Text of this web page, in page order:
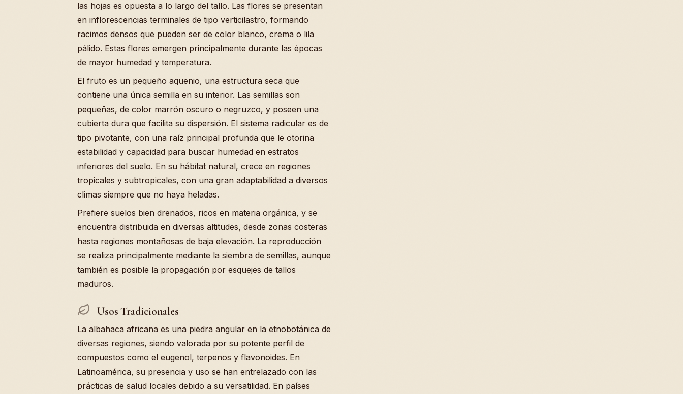
las hojas es opuesta a lo largo del tallo. Las flores se presentan
en inflorescencias terminales de tipo verticilastro, formando
racimos densos que pueden ser de color blanco, crema o lila
pálido. Estas flores emergen principalmente durante las épocas
de mayor humedad y temperatura.
El fruto es un pequeño aquenio, una estructura seca que
contiene una única semilla en su interior. Las semillas son
pequeñas, de color marrón oscuro o negruzco, y poseen una
cubierta dura que facilita su dispersión. El sistema radicular es de
tipo pivotante, con una raíz principal profunda que le otorina
estabilidad y capacidad para buscar humedad en estratos
inferiores del suelo. En su hábitat natural, crece en regiones
tropicales y subtropicales, con una gran adaptabilidad a diversos
climas siempre que no haya heladas.
Prefiere suelos bien drenados, ricos en materia orgánica, y se
encuentra distribuida en diversas altitudes, desde zonas costeras
hasta regiones montañosas de baja elevación. La reproducción
se realiza principalmente mediante la siembra de semillas, aunque
también es posible la propagación por esquejes de tallos
maduros.
Usos Tradicionales
La albahaca africana es una piedra angular en la etnobotánica de
diversas regiones, siendo valorada por su potente perfil de
compuestos como el eugenol, terpenos y flavonoides. En
Latinoamérica, su presencia y uso se han entrelazado con las
prácticas de salud locales debido a su versatilidad. En países